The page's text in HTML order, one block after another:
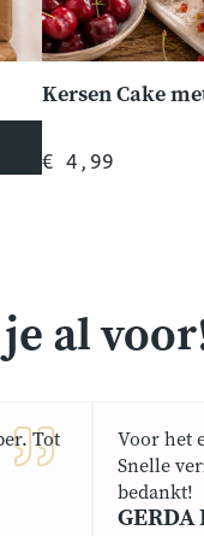
Kersen Cake
€ 4,99
al
Tot
Voor het
Snelle
bedankt!
GERDA